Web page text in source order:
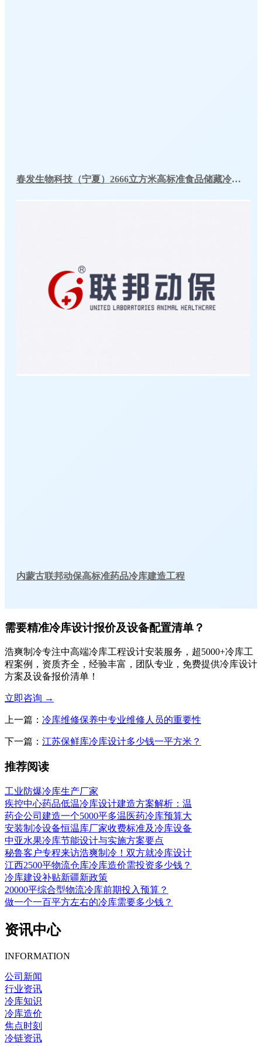
春发生物科技（宁夏）2666立方米高标准食品储藏冷库工程案例
内蒙古联邦动保高标准药品冷库建造工程
需要精准冷库设计报价及设备配置清单？
浩爽制冷专注中高端冷库工程设计安装服务，超5000+冷库工
程案例，资质齐全，经验丰富，团队专业，免费提供冷库设计
方案及设备报价清单！
立即咨询 →
上一篇： 冷库维修保养中专业维修人员的重要性
下一篇： 江苏保鲜库冷库设计多少钱一平方米？
推荐阅读
工业防爆冷库生产厂家
疾控中心药品低温冷库设计建造方案解析：温
药企公司建造一个5000平多温医药冷库预算大
安装制冷设备恒温库厂家收费标准及冷库设备
中亚水果冷库节能设计与实施方案要点
秘鲁客户专程来访浩爽制冷！双方就冷库设计
江西2500平物流仓库冷库造价需投资多少钱？
冷库建设补贴新疆新政策
20000平综合型物流冷库前期投入预算？
做一个一百平方左右的冷库需要多少钱？
资讯中心
INFORMATION
公司新闻
行业资讯
冷库知识
冷库造价
焦点时刻
冷链资讯